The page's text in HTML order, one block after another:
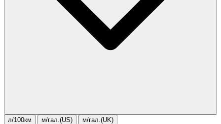
л/100км м/гал.(US) м/гал.(UK)